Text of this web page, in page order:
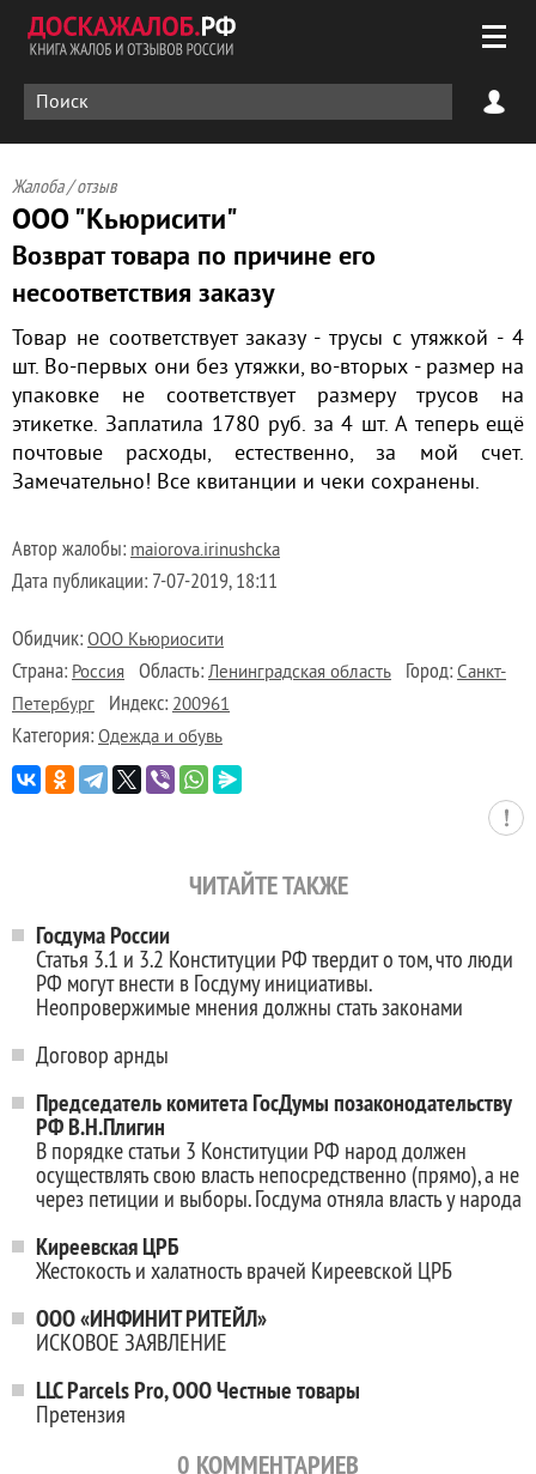
Жалоба / отзыв
ООО "Кьюрисити"
Возврат товара по причине его
несоответствия заказу
Товар не соответствует заказу - трусы с утяжкой - 4
шт. Во-первых они без утяжки, во-вторых - размер на
упаковке не соответствует размеру трусов на
этикетке. Заплатила 1780 руб. за 4 шт. А теперь ещё
почтовые расходы, естественно, за мой счет.
Замечательно! Все квитанции и чеки сохранены.
Автор жалобы: maiorova.irinushcka
Дата публикации: 7-07-2019, 18:11
Обидчик: ООО Кьюриосити
Страна: Россия Область: Ленинградская область Город: Санкт-
Петербург
Индекс: 200961
Категория: Одежда и обувь
ЧИТАЙТЕ ТАКЖЕ
Госдума России
Статья 3.1 и 3.2 Конституции РФ твердит о том, что люди
РФ могут внести в Госдуму инициативы.
Неопровержимые мнения должны стать законами
Договор арнды
Председатель комитета ГосДумы позаконодательству
РФ В.Н.Плигин
В порядке статьи 3 Конституции РФ народ должен
осуществлять свою власть непосредственно (прямо), а не
через петиции и выборы. Госдума отняла власть у народа
Киреевская ЦРБ
Жестокость и халатность врачей Киреевской ЦРБ
ООО «ИНФИНИТ РИТЕЙЛ»
ИСКОВОЕ ЗАЯВЛЕНИЕ
LLC Parcels Pro, ООО Честные товары
Претензия
0 КОММЕНТАРИЕВ